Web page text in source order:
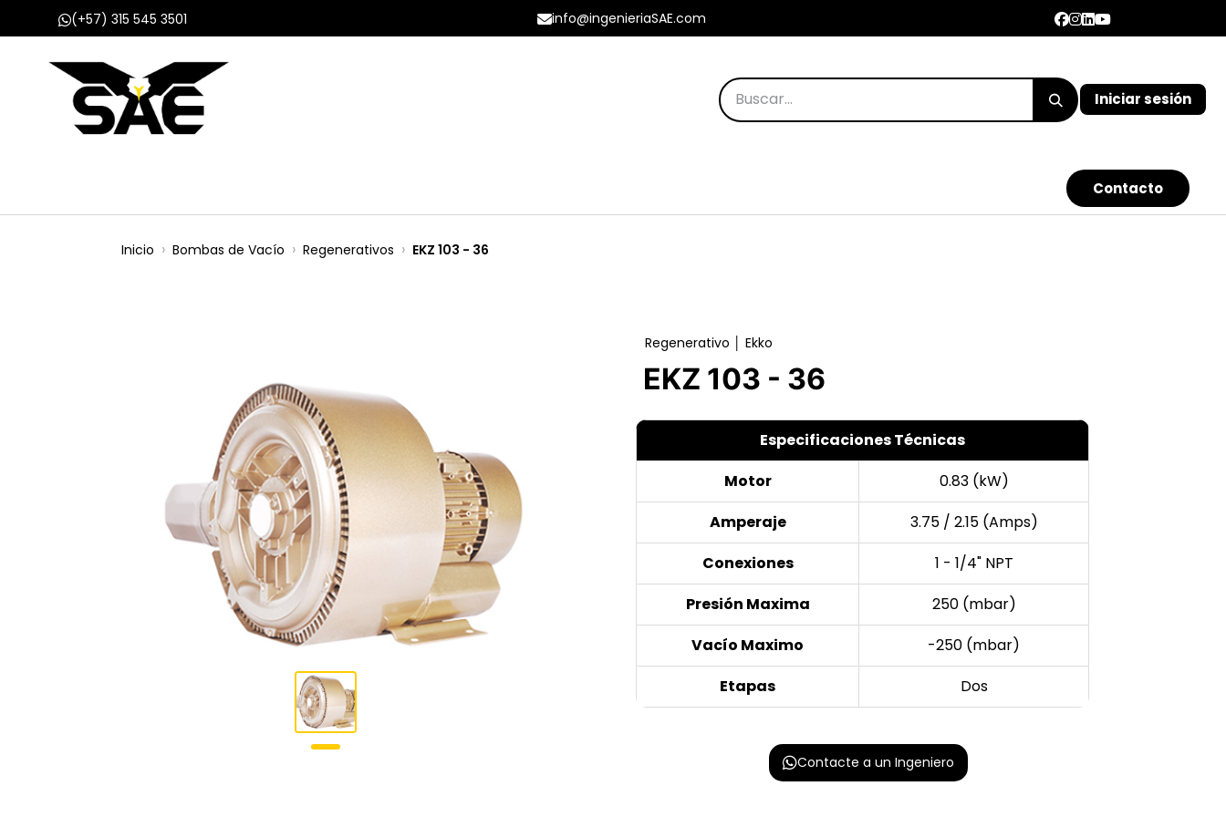
(+57) 315 545 3501 info@ingenieriaSAE.com
Iniciar sesión
Con​​​​​​tacto
Inicio Bombas de Vacío Regenerativos EKZ 103 - 36
Regenerativo │ Ekko
EKZ 103 - 36
Especificaciones Técnicas
Motor
0.83 (kW)
Amperaje
3.75 / 2.15 (Amps)
Conexiones
1 - 1/4" NPT
Presión Maxima
250 (mbar)
Vacío Maximo
-250 (mbar)
Etapas
Dos
Contacte a un Ingeniero